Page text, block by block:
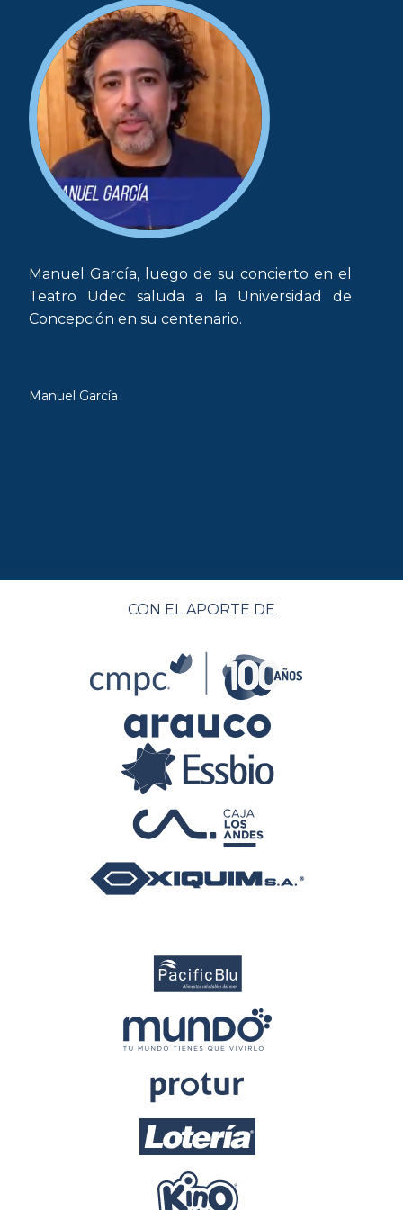
Manuel García, luego de su concierto en el
Teatro Udec saluda a la Universidad de
Concepción en su centenario.
Manuel García
CON EL APORTE DE